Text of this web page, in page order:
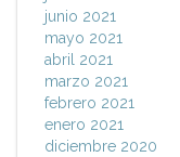
junio 2021
mayo 2021
abril 2021
marzo 2021
febrero 2021
enero 2021
diciembre 2020